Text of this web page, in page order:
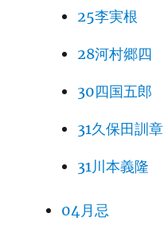
25李実根
28河村郷四
30四国五郎
31久保田訓章
31川本義隆
04月忌